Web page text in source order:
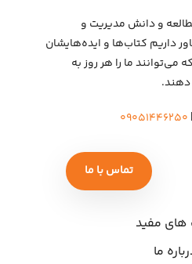
و دانش مدیریت و
داریم کتاب‌ها و ایده‌هایشان
می‌توانند ما را هر روز به
| ۰۹۰۵۱۴۴۶۲۵۰
تماس با ما
های مفید
ما